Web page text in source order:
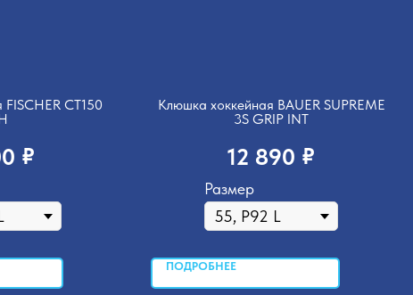
CT150
₽
Клюшка хоккейная BAUER SUPREME
3S GRIP INT
12 890 ₽
Размер
ПОДРОБНЕЕ